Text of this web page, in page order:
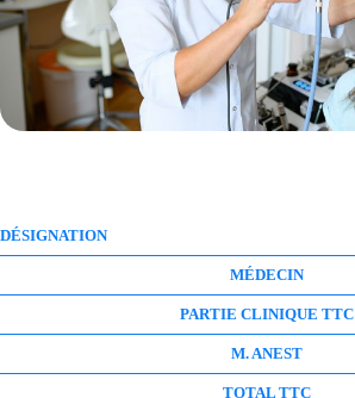
DÉSIGNATION
MÉDECIN
PARTIE CLINIQUE TTC
M. ANEST
TOTAL TTC